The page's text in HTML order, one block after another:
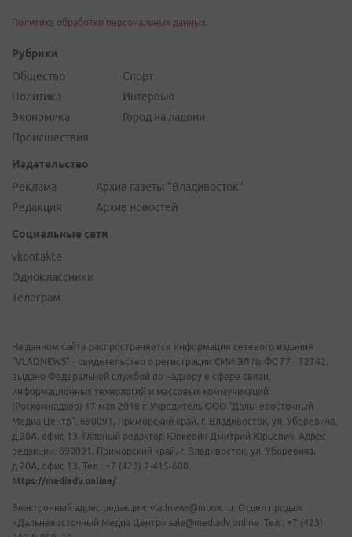
Политика обработки персональных данных
Рубрики
Общество
Политика
Экономика
Происшествия
Спорт
Интервью
Город на ладони
Издательство
Реклама
Редакция
Архив газеты "Владивосток"
Архив новостей
Социальные сети
vkontakte
Одноклассники
Телеграм
На данном сайте распространяется информация сетевого издания
"VLADNEWS" - свидетельство о регистрации СМИ ЭЛ № ФС 77 - 72742,
выдано Федеральной службой по надзору в сфере связи,
информационных технологий и массовых коммуникаций
(Роскомнадзор) 17 мая 2018 г. Учредитель ООО "Дальневосточный
Медиа Центр". 690091, Приморский край, г. Владивосток, ул. Уборевича,
д.20А, офис 13. Главный редактор Юркевич Дмитрий Юрьевич. Адрес
редакции: 690091, Приморский край, г. Владивосток, ул. Уборевича,
д.20А, офис 13. Тел.: +7 (423) 2-415-600.
https://mediadv.online/
Электронный адрес редакции: vladnews@inbox.ru. Отдел продаж
«Дальневосточный Медиа Центр» sale@mediadv.online. Тел.: +7 (423)